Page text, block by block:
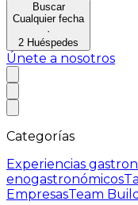
Buscar
Cualquier fecha
·
2 Huéspedes
Únete a nosotros
Categorías
Experiencias
enogastronómicos
EmpresasTeam